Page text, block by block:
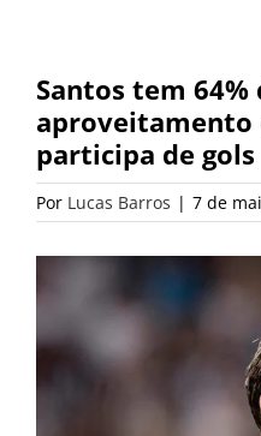
Santos tem 64%
aproveitamento
participa de gols
Por Lucas Barros | 7 de